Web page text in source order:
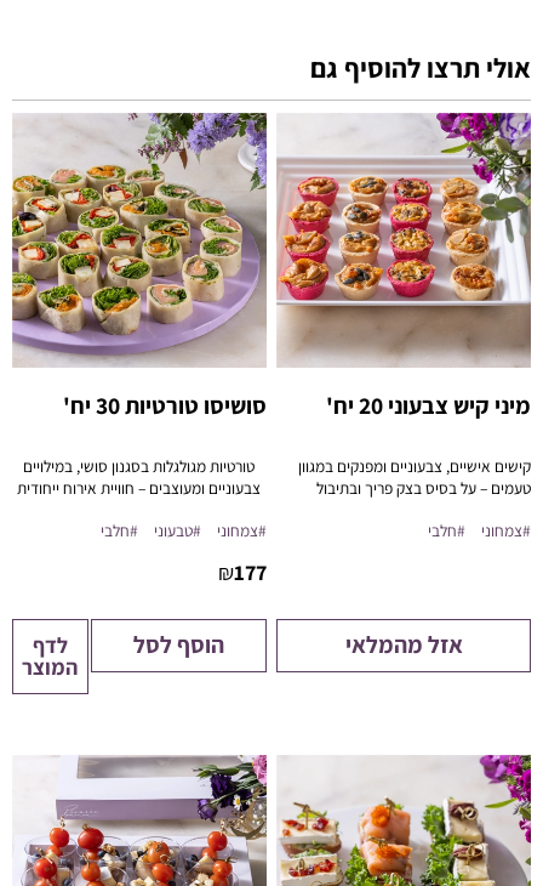
אולי תרצו להוסיף גם
מיני קיש צבעוני 20 יח'
קישים אישיים, צבעוניים ומפנקים במגוון
טעמים – על בסיס בצק פריך ובתיבול
#צמחוני
#חלבי
אזל מהמלאי
סושיסו טורטיות 30 יח'
טורטיות מגולגלות בסגנון סושי, במילויים
צבעוניים ומעוצבים – חוויית אירוח ייחודית
#צמחוני
#טבעוני #חלבי
177
₪
הוסף לסל לדף
המוצר